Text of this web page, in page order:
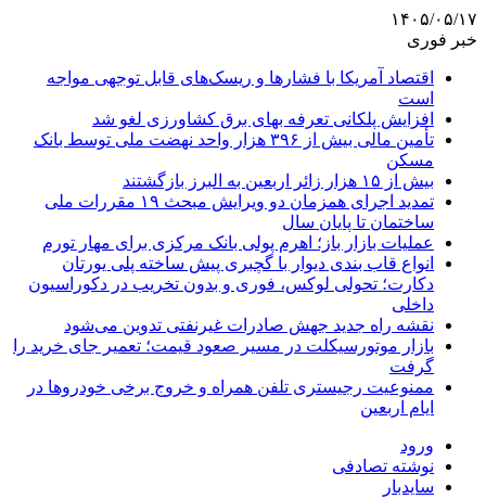
۱۴۰۵/۰۵/۱۷
خبر فوری
اقتصاد آمریکا با فشارها و ریسک‌های قابل توجهی مواجه
است
افزایش پلکانی تعرفه بهای برق کشاورزی لغو شد
تأمین مالی بیش از ۳۹۶ هزار واحد نهضت ملی توسط بانک
مسکن
بیش از ۱۵ هزار زائر اربعین به البرز بازگشتند
تمدید اجرای همزمان دو ویرایش مبحث ۱۹ مقررات ملی
ساختمان تا پایان سال
عملیات بازار باز؛ اهرم پولی بانک مرکزی برای مهار تورم
انواع قاب بندی دیوار با گچبری پیش ساخته پلی یورتان
دکارت؛ تحولی لوکس، فوری و بدون تخریب در دکوراسیون
داخلی
نقشه راه جدید جهش صادرات غیرنفتی تدوین می‌شود
بازار موتورسیکلت در مسیر صعود قیمت؛ تعمیر جای خرید را
گرفت
ممنوعیت رجیستری تلفن همراه و خروج برخی خودروها در
ایام اربعین
ورود
نوشته تصادفی
سایدبار